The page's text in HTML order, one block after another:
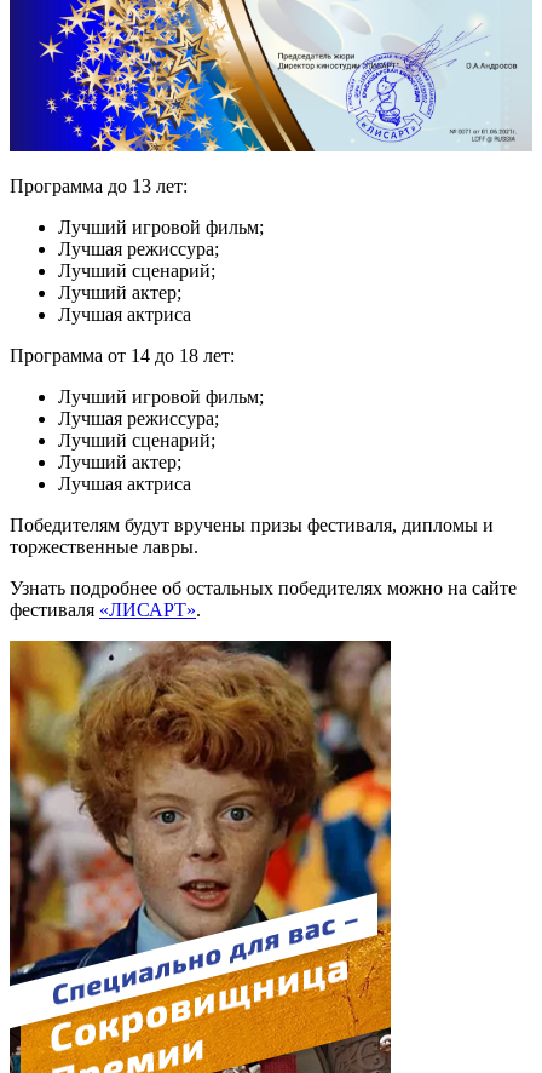
Программа до 13 лет:
Лучший игровой фильм;
Лучшая режиссура;
Лучший сценарий;
Лучший актер;
Лучшая актриса
Программа от 14 до 18 лет:
Лучший игровой фильм;
Лучшая режиссура;
Лучший сценарий;
Лучший актер;
Лучшая актриса
Победителям будут вручены призы фестиваля, дипломы и
торжественные лавры.
Узнать подробнее об остальных победителях можно на сайте
фестиваля «ЛИСАРТ».